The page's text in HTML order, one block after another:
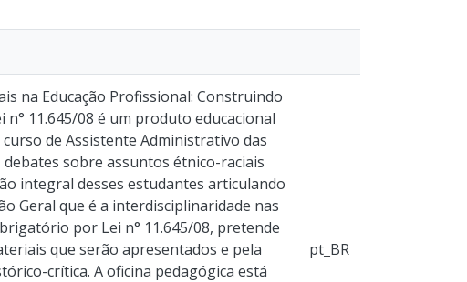
na Educação Profissional: Construindo
11.645/08 é um produto educacional
de Assistente Administrativo das
debates sobre assuntos étnico-raciais
integral desses estudantes articulando
Geral que é a interdisciplinaridade nas
por Lei n° 11.645/08, pretende
que serão apresentados e pela
crítica. A oficina pedagógica está
pt_BR